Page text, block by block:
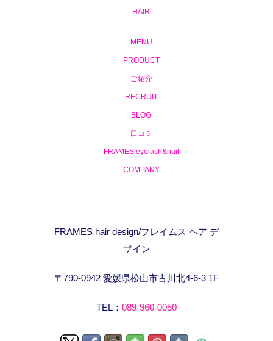
HAIR
MENU
PRODUCT
ご紹介
RECRUIT
BLOG
口コミ
FRAMES eyelash&nail
COMPANY
FRAMES hair design/フレイムス ヘア デ
ザイン
〒790-0942 愛媛県松山市古川北4-6-3 1F
TEL： 089-960-0050